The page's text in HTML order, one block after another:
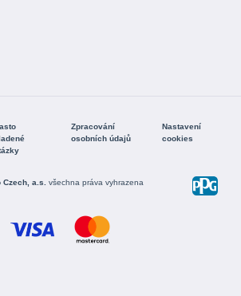
Zpracování
osobních údajů
Nastavení
cookies
Czech, a.s. všechna práva vyhrazena